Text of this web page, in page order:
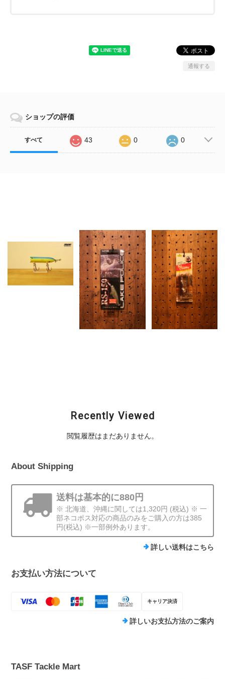
通報する
ショップの評価
すべて 43 0 0
Recently Viewed
閲覧履歴はまだありません。
About Shipping
送料は基本的に880円
※ 北海道、沖縄に関しては1,320円 (税込) ※ 一
部ネコポス対応の商品のみをご購入の方は385
円(税込) ※一部例外あります。
詳しい送料はこちら
お支払い方法について
キャリア決済
詳しいお支払方法のご案内
TASF Tackle Mart